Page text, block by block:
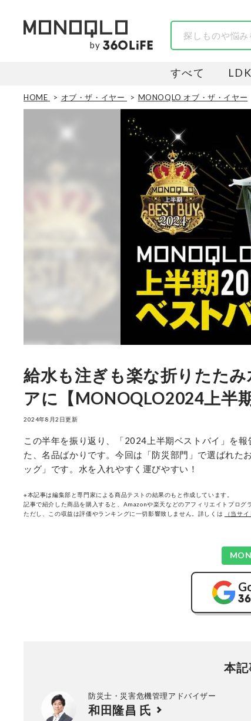
by
すべて LDK
HOME オブ・ザ・イヤー MONOQLO オブ・ザ・イヤー
給水も注ぎも楽な折りたた
アに【MONOQLO2024上半
2024年8月2日更新
この半年を振り返り、「2024上半期ベストバイ」を
た、名品ばかりです。今回は「防災部門」で選ばれた
ッグ」です。水を入れやすく運びやすい！
※本記事は編集部と専門家による商品テストの結果のもと作成しています。
記事で紹介した商品を購入すると、Amazonや楽天などのアフィリエイトプログ
ただし、この収益は評価やランキングに一切影響致しません。詳しくは
（当サ
本
防災士・災害危機管理アドバイザー
和田隆昌 氏